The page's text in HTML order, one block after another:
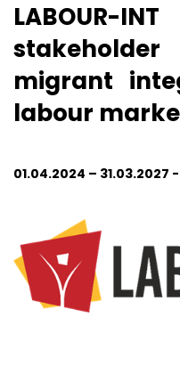
LABOUR-
migrant
labour
01.04.2024 – 31.03.2027